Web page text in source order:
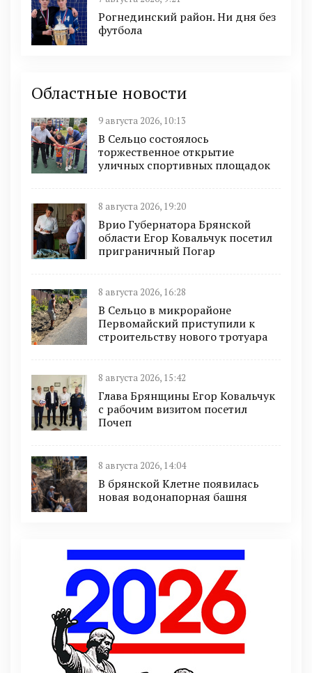
Рогнединский район. Ни дня без
футбола
Областные новости
9 августа 2026, 10:13
В Сельцо состоялось
торжественное открытие
уличных спортивных площадок
8 августа 2026, 19:20
Врио Губернатора Брянской
области Егор Ковальчук посетил
приграничный Погар
8 августа 2026, 16:28
В Сельцо в микрорайоне
Первомайский приступили к
строительству нового тротуара
8 августа 2026, 15:42
Глава Брянщины Егор Ковальчук
с рабочим визитом посетил
Почеп
8 августа 2026, 14:04
В брянской Клетне появилась
новая водонапорная башня